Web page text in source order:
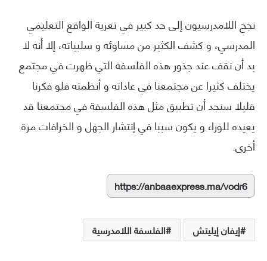
نجح اللامدرسيون إلى حد كبير في تعرية الواقع التعليمي
المدرسي، و كشف الكثير من مساوئه و سلبياته، إلا أنه لا
بد أن نقف عند جذور هذه الفلسفة التي ظهرت في مجتمع
يختلف كثيرا عن مجتمعنا في عاداته و أنظمته فلو فكرنا
قليلا سنجد أن تطبيق مثل هذه الفلسفة في مجتمعنا قد
يعيده للوراء و يكون سببا في إنتشار الجهل و الخرافات مرة
أخرى.
https://anbaaexpress.ma/vodr6
إيفان إيليتش الفلسفة اللامدرسية